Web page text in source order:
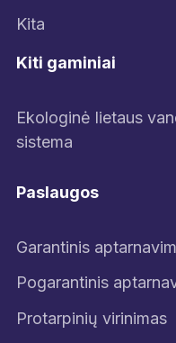
Kita
Kiti gaminiai
Ekologinė lietaus
sistema
Paslaugos
Garantinis
Pogarantinis
Protarpinių virinimas